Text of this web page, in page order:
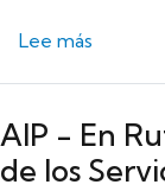
Lee más
AIP - En
de los